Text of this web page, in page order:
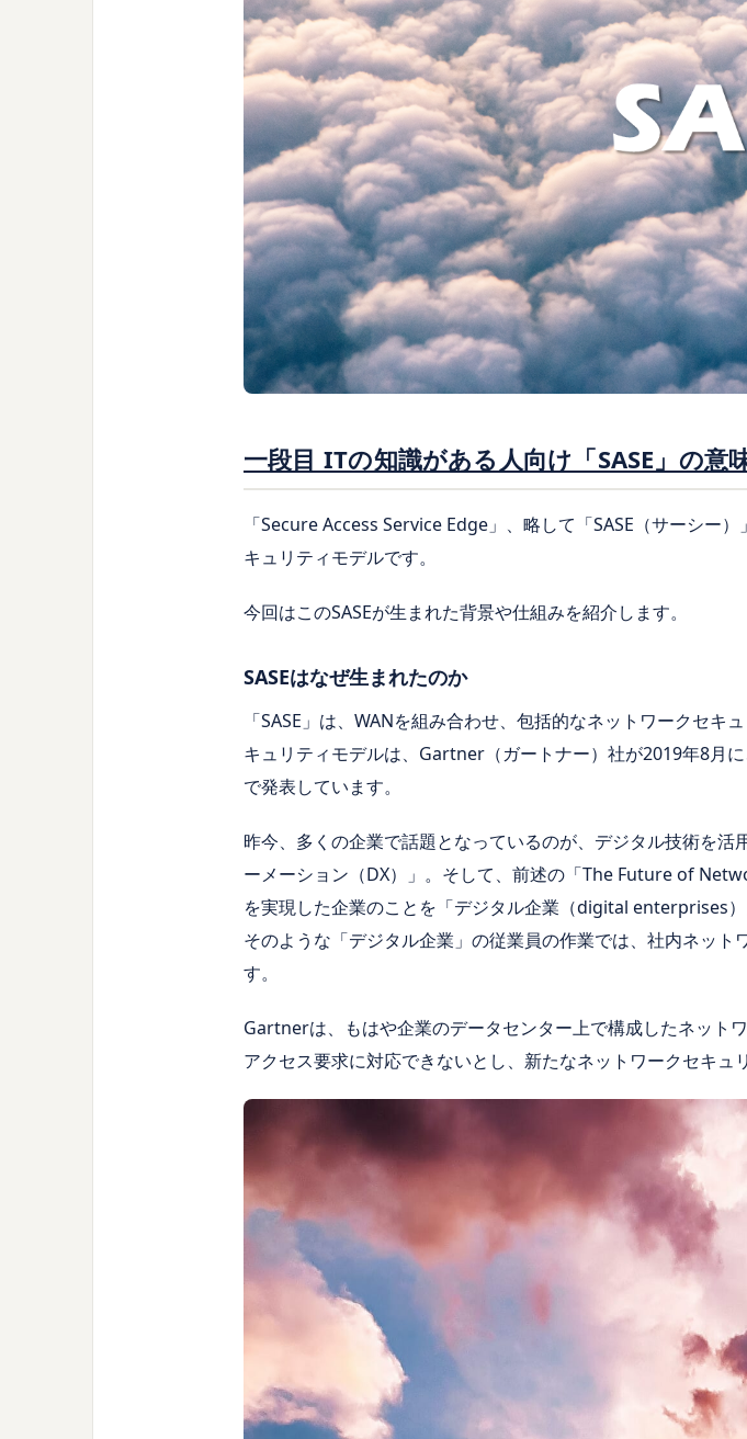
一段目 ITの知識がある人向け「SASE」の意
「Secure Access Service Edge」、略して「SASE（サーシ
キュリティモデルです。
今回はこのSASEが生まれた背景や仕組みを紹介します。
SASEはなぜ生まれたのか
「SASE」は、WANを組み合わせ、包括的なネットワークセ
キュリティモデルは、Gartner（ガートナー）社が2019年8月
で発表しています。
昨今、多くの企業で話題となっているのが、デジタル技術を
ーメーション（DX）」。そして、前述の「The Future of
を実現した企業のことを「デジタル企業（digital enterprises）
そのような「デジタル企業」の従業員の作業では、社内ネッ
す。
Gartnerは、もはや企業のデータセンター上で構成したネット
アクセス要求に対応できないとし、新たなネットワークセキュ